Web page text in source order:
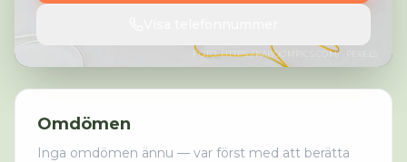
FOTO:HTTPS://KABOOMPICS.COM/· PEXELS
Omdömen
Inga omdömen ännu — var först med att berätta